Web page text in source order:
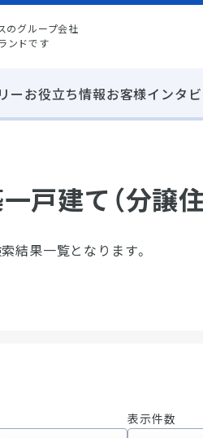
のグループ会社
ンドです
ーお役立ち情報お客様インタ
建て（分譲住
結果一覧となります。
表示件数